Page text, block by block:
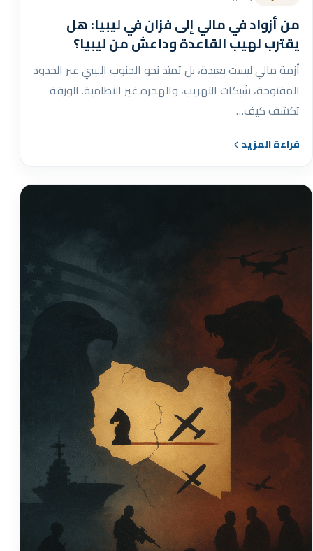
من أزواد في مالي إلى فزان في ليبيا: هل
يقترب لهيب القاعدة وداعش من ليبيا؟
أزمة مالي ليست بعيدة، بل تمتد نحو الجنوب الليبي عبر الحدود
المفتوحة، شبكات التهريب، والهجرة غير النظامية. الورقة
تكشف كيف…
قراءة المزيد